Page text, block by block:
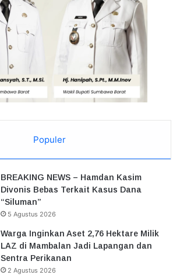
Populer
BREAKING NEWS – Hamdan Kasim
Divonis Bebas Terkait Kasus Dana
“Siluman”
5 Agustus 2026
Warga Inginkan Aset 2,76 Hektare Milik
LAZ di Mambalan Jadi Lapangan dan
Sentra Perikanan
2 Agustus 2026